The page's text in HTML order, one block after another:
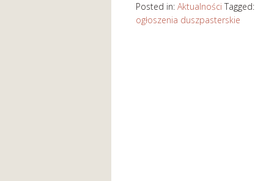
Posted in: Aktualności Tagged:
ogłoszenia duszpasterskie